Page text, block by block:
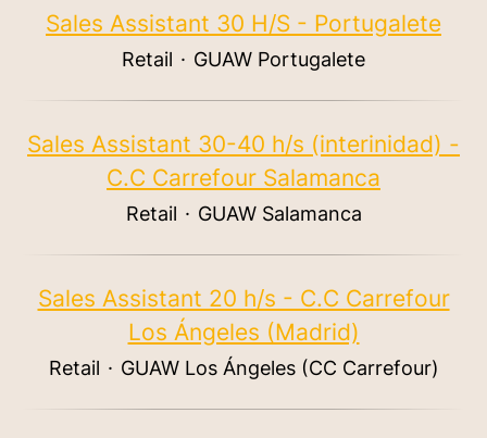
Sales Assistant 30 H/S - Portugalete
Retail · GUAW Portugalete
Sales Assistant 30-40 h/s (interinidad) -
C.C Carrefour Salamanca
Retail · GUAW Salamanca
Sales Assistant 20 h/s - C.C Carrefour
Los Ángeles (Madrid)
Retail · GUAW Los Ángeles (CC Carrefour)